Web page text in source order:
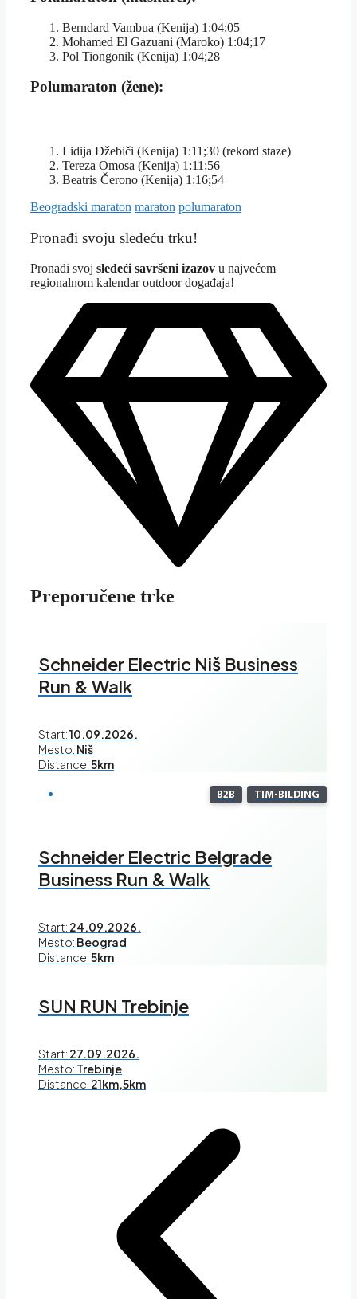
Berndard Vambua (Kenija) 1:04;05
Mohamed El Gazuani (Maroko) 1:04;17
Pol Tiongonik (Kenija) 1:04;28
Polumaraton (žene):
Lidija Džebiči (Kenija) 1:11;30 (rekord staze)
Tereza Omosa (Kenija) 1:11;56
Beatris Čerono (Kenija) 1:16;54
Tagovi
Beogradski maraton maraton polumaraton
Pronađi svoju sledeću trku!
Pronađi svoj sledeći savršeni izazov u najvećem
regionalnom kalendar outdoor događaja!
Preporučene trke
Schneider Electric Niš Business
Run & Walk
Start:10.09.2026.
Mesto: Niš
Distance:5km
B2B TIM-BILDING
Schneider Electric Belgrade
Business Run & Walk
Start: 24.09.2026.
Mesto: Beograd
Distance:5km
SUN RUN Trebinje
Start: 27.09.2026.
Mesto: Trebinje
Distance: 21km,5km